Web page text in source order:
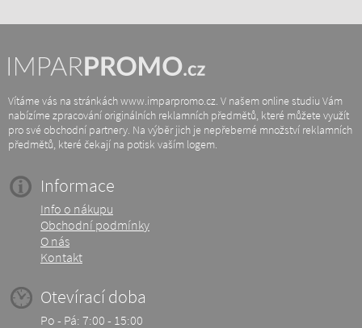
Vítáme vás na stránkách www.imparpromo.cz. V našem online studiu Vám
nabízíme zpracování originálních reklamních předmětů, které můžete využít
pro své obchodní partnery. Na výběr jich je nepřeberné množství reklamních
předmětů, které čekají na potisk vaším logem.
Informace
Info o nákupu
Obchodní podmínky
O nás
Kontakt
Otevírací doba
Po - Pá: 7:00 - 15:00